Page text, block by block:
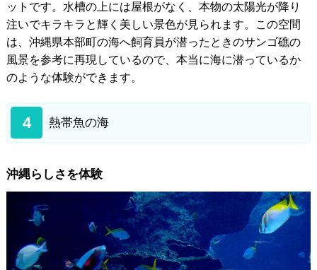
ットです。水槽の上には屋根がなく、本物の太陽光が降り
注いでキラキラと輝く美しい景色が見られます。この空間
は、沖縄県本部町の海へ飼育員が潜ったときのサンゴ礁の
風景を参考に再現しているので、本当に海に潜っているか
のような体験ができます。
4 熱帯魚の海
沖縄らしさを体験